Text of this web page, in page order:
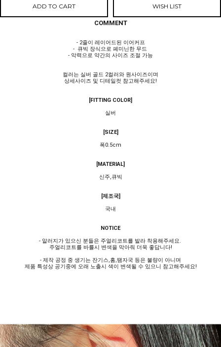
ADD TO CART WISH LIST
COMMENT
- 2줄이 레이어드된 이어커프
- 큐빅 장식으로 페미닌한 무드
- 악력으로 약간의 사이즈 조절 가능
컬러는 실버 골드 2컬러와 원사이즈이며
상세사이즈 및 디테일컷 참고해주세요!
[FITTING COLOR]
실버
[SIZE]
폭0.5cm
[MATERIAL]
신주,큐빅
[제조국]
국내
NOTICE
- 알러지가 있으신 분들은 주얼리코트를 발라 착용해주세요.
주얼리코트를 바를시 변색을 막아줘 더욱 좋답니다!
- 제작 공정 중 생기는 잔기스,홈,땜자국 등은 불량이 아니며
제품 특성상 공기중에 오래 노출시 색이 변색될 수 있으니 참고해주세요!